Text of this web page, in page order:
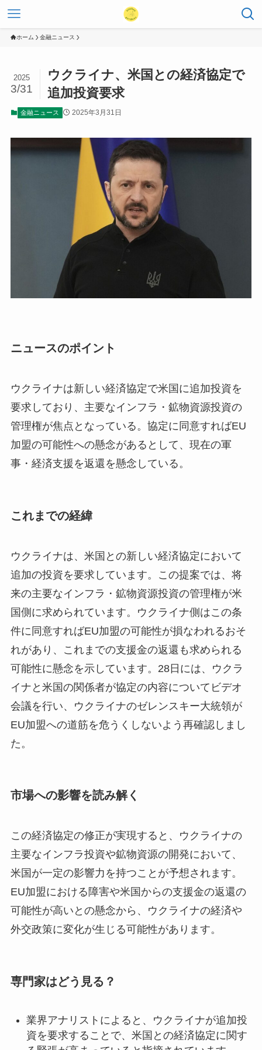
ホーム 金融ニュース
ウクライナ、米国との経済協定で
追加投資要求
2025
3/31
金融ニュース 2025年3月31日
ニュースのポイント
ウクライナは新しい経済協定で米国に追加投資を
要求しており、主要なインフラ・鉱物資源投資の
管理権が焦点となっている。協定に同意すればEU
加盟の可能性への懸念があるとして、現在の軍
事・経済支援を返還を懸念している。
これまでの経緯
ウクライナは、米国との新しい経済協定において
追加の投資を要求しています。この提案では、将
来の主要なインフラ・鉱物資源投資の管理権が米
国側に求められています。ウクライナ側はこの条
件に同意すればEU加盟の可能性が損なわれるおそ
れがあり、これまでの支援金の返還も求められる
可能性に懸念を示しています。28日には、ウクラ
イナと米国の関係者が協定の内容についてビデオ
会議を行い、ウクライナのゼレンスキー大統領が
EU加盟への道筋を危うくしないよう再確認しまし
た。
市場への影響を読み解く
この経済協定の修正が実現すると、ウクライナの
主要なインフラ投資や鉱物資源の開発において、
米国が一定の影響力を持つことが予想されます。
EU加盟における障害や米国からの支援金の返還の
可能性が高いとの懸念から、ウクライナの経済や
外交政策に変化が生じる可能性があります。
専門家はどう見る？
業界アナリストによると、ウクライナが追加投
資を要求することで、米国との経済協定に関す